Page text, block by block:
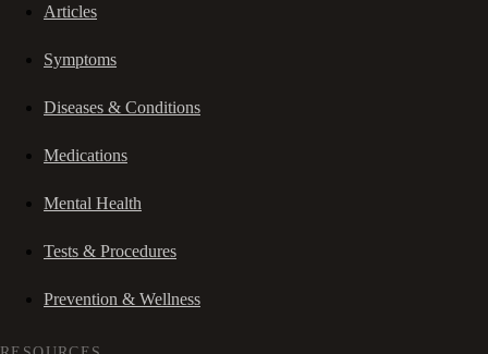
Articles
Symptoms
Diseases & Conditions
Medications
Mental Health
Tests & Procedures
Prevention & Wellness